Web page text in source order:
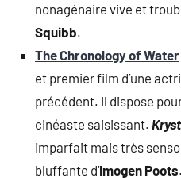
nonagénaire vive et
Squibb.
The Chronology of Water
et premier film d’une
précédent. Il dispose
cinéaste saisissant.
imparfait mais très
bluffante d’Imogen Poots